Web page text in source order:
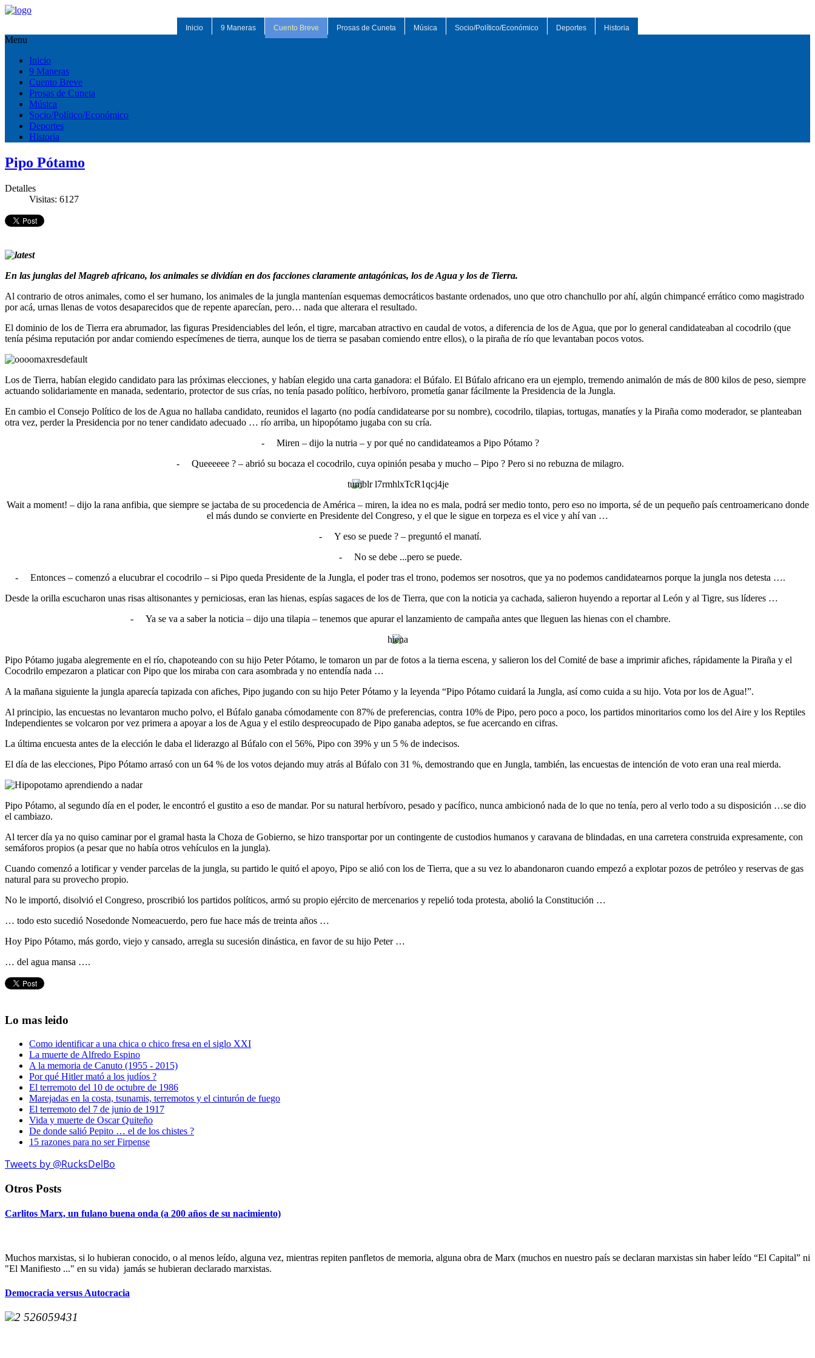
Inicio 9 Maneras Cuento Breve Prosas de Cuneta Música Socio/Político/Económico Deportes Historia
Menu
Inicio
9 Maneras
Cuento Breve
Prosas de Cuneta
Música
Socio/Político/Económico
Deportes
Historia
Pipo Pótamo
Detalles
Visitas: 6127
En las junglas del Magreb africano, los animales se dividían en dos facciones claramente antagónicas, los de Agua y los de Tierra.
Al contrario de otros animales, como el ser humano, los animales de la jungla mantenían esquemas democráticos bastante ordenados, uno que otro chanchullo por ahí, algún chimpancé errático como magistrado
por acá, urnas llenas de votos desaparecidos que de repente aparecían, pero… nada que alterara el resultado.
El dominio de los de Tierra era abrumador, las figuras Presidenciables del león, el tigre, marcaban atractivo en caudal de votos, a diferencia de los de Agua, que por lo general candidateaban al cocodrilo (que
tenía pésima reputación por andar comiendo especímenes de tierra, aunque los de tierra se pasaban comiendo entre ellos), o la piraña de río que levantaban pocos votos.
Los de Tierra, habían elegido candidato para las próximas elecciones, y habían elegido una carta ganadora: el Búfalo. El Búfalo africano era un ejemplo, tremendo animalón de más de 800 kilos de peso, siempre
actuando solidariamente en manada, sedentario, protector de sus crías, no tenía pasado político, herbívoro, prometía ganar fácilmente la Presidencia de la Jungla.
En cambio el Consejo Político de los de Agua no hallaba candidato, reunidos el lagarto (no podía candidatearse por su nombre), cocodrilo, tilapias, tortugas, manatíes y la Piraña como moderador, se planteaban
otra vez, perder la Presidencia por no tener candidato adecuado … río arriba, un hipopótamo jugaba con su cría.
-
Miren – dijo la nutria – y por qué no candidateamos a Pipo Pótamo ?
-
Queeeeee ? – abrió su bocaza el cocodrilo, cuya opinión pesaba y mucho – Pipo ? Pero si no rebuzna de milagro.
Wait a moment! – dijo la rana anfibia, que siempre se jactaba de su procedencia de América – miren, la idea no es mala, podrá ser medio tonto, pero eso no importa, sé de un pequeño país centroamericano donde
el más dundo se convierte en Presidente del Congreso, y el que le sigue en torpeza es el vice y ahí van …
-
Y eso se puede ? – preguntó el manatí.
-
No se debe ...pero se puede.
-
Entonces – comenzó a elucubrar el cocodrilo – si Pipo queda Presidente de la Jungla, el poder tras el trono, podemos ser nosotros, que ya no podemos candidatearnos porque la jungla nos detesta ….
Desde la orilla escucharon unas risas altisonantes y perniciosas, eran las hienas, espías sagaces de los de Tierra, que con la noticia ya cachada, salieron huyendo a reportar al León y al Tigre, sus líderes …
-
Ya se va a saber la noticia – dijo una tilapia – tenemos que apurar el lanzamiento de campaña antes que lleguen las hienas con el chambre.
Pipo Pótamo jugaba alegremente en el río, chapoteando con su hijo Peter Pótamo, le tomaron un par de fotos a la tierna escena, y salieron los del Comité de base a imprimir afiches, rápidamente la Piraña y el
Cocodrilo empezaron a platicar con Pipo que los miraba con cara asombrada y no entendía nada …
A la mañana siguiente la jungla aparecía tapizada con afiches, Pipo jugando con su hijo Peter Pótamo y la leyenda “Pipo Pótamo cuidará la Jungla, así como cuida a su hijo. Vota por los de Agua!”.
Al principio, las encuestas no levantaron mucho polvo, el Búfalo ganaba cómodamente con 87% de preferencias, contra 10% de Pipo, pero poco a poco, los partidos minoritarios como los del Aire y los Reptiles
Independientes se volcaron por vez primera a apoyar a los de Agua y el estilo despreocupado de Pipo ganaba adeptos, se fue acercando en cifras.
La última encuesta antes de la elección le daba el liderazgo al Búfalo con el 56%, Pipo con 39% y un 5 % de indecisos.
El día de las elecciones, Pipo Pótamo arrasó con un 64 % de los votos dejando muy atrás al Búfalo con 31 %, demostrando que en Jungla, también, las encuestas de intención de voto eran una real mierda.
Pipo Pótamo, al segundo día en el poder, le encontró el gustito a eso de mandar. Por su natural herbívoro, pesado y pacífico, nunca ambicionó nada de lo que no tenía, pero al verlo todo a su disposición …se dio
el cambiazo.
Al tercer día ya no quiso caminar por el gramal hasta la Choza de Gobierno, se hizo transportar por un contingente de custodios humanos y caravana de blindadas, en una carretera construida expresamente, con
semáforos propios (a pesar que no había otros vehículos en la jungla).
Cuando comenzó a lotificar y vender parcelas de la jungla, su partido le quitó el apoyo, Pipo se alió con los de Tierra, que a su vez lo abandonaron cuando empezó a explotar pozos de petróleo y reservas de gas
natural para su provecho propio.
No le importó, disolvió el Congreso, proscribió los partidos políticos, armó su propio ejército de mercenarios y repelió toda protesta, abolió la Constitución …
… todo esto sucedió Nosedonde Nomeacuerdo, pero fue hace más de treinta años …
Hoy Pipo Pótamo, más gordo, viejo y cansado, arregla su sucesión dinástica, en favor de su hijo Peter …
… del agua mansa ….
Lo mas leido
Como identificar a una chica o chico fresa en el siglo XXI
La muerte de Alfredo Espino
A la memoria de Canuto (1955 - 2015)
Por qué Hitler mató a los judíos ?
El terremoto del 10 de octubre de 1986
Marejadas en la costa, tsunamis, terremotos y el cinturón de fuego
El terremoto del 7 de junio de 1917
Vida y muerte de Oscar Quiteño
De donde salió Pepito … el de los chistes ?
15 razones para no ser Firpense
Tweets by @RucksDelBo
Otros Posts
Carlitos Marx, un fulano buena onda (a 200 años de su nacimiento)
Muchos marxistas, si lo hubieran conocido, o al menos leído, alguna vez, mientras repiten panfletos de memoria, alguna obra de Marx (muchos en nuestro país se declaran marxistas sin haber leído “El Capital” ni
"El Manifiesto ..." en su vida) jamás se hubieran declarado marxistas.
Democracia versus Autocracia